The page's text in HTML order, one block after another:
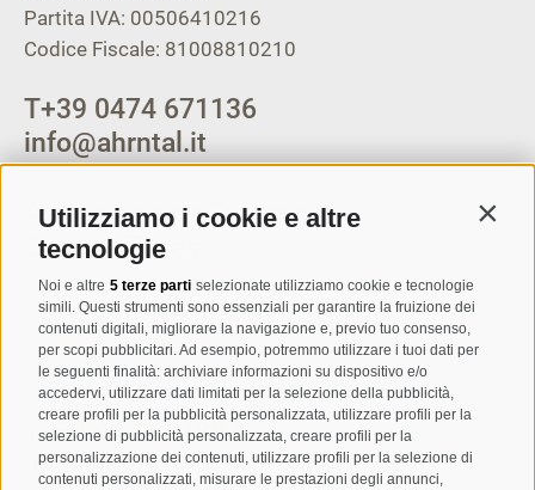
Utilizziamo i cookie e altre
tecnologie
Noi e altre 5 terze parti selezionate utilizziamo cookie e tecnologie
simili. Questi strumenti sono essenziali per garantire la fruizione dei
contenuti digitali, migliorare la navigazione e, previo tuo consenso,
per scopi pubblicitari. Ad esempio, potremmo utilizzare i tuoi dati per
le seguenti finalità: archiviare informazioni su dispositivo e/o
accedervi, utilizzare dati limitati per la selezione della pubblicità,
creare profili per la pubblicità personalizzata, utilizzare profili per la
selezione di pubblicità personalizzata, creare profili per la
personalizzazione dei contenuti, utilizzare profili per la selezione di
contenuti personalizzati, misurare le prestazioni degli annunci,
Partita IVA: 00506410216
Codice Fiscale: 81008810210
T+39 0474 671136
info@ahrntal.it
Associazione Turistica
Campo Tures
Via Josef Jungmann 8
I-39032 Campo Tures
Partita IVA: 00518320213
T+39 0474 678076
info@taufers.com